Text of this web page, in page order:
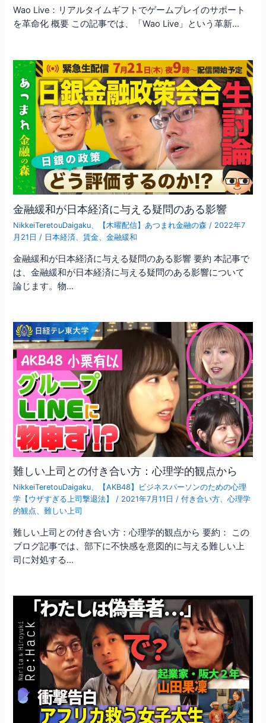
Wao Live：リアルタイムギフトでゲームプレイのサポート
を革命化 概要 この記事では、「Wao Live」という革新…
金融緩和が日本経済に与える疑問のある影響
NikkeiTeretouDaigaku 【木曜配信】あつまれ金融の森 / 2022年7
月21日 / 日本経済 、賃金 、金融緩和
金融緩和が日本経済に与える疑問のある影響 要約 本記事で
は、金融緩和が日本経済に与える疑問のある影響について
論じます。物…
難しい上司との付き合い方：心理学的観点から
NikkeiTeretouDaigaku、
【AKB48】ビジネスパーソンのための心理
学【ウザすぎる上司撃退法】
/ 2021年7月11日 /付き合い方、心理学
的観点、難しい上司
難しい上司との付き合い方：心理学的観点から 要約： この
ブログ記事では、部下に不快感を意図的に与える難しい上
司に対処する…